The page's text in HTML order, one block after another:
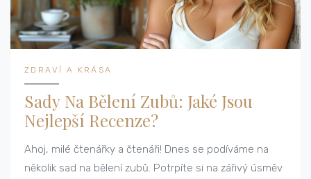
ZDRAVÍ A KRÁSA
Sady Na Bělení Zubů: Jaké Jsou
Nejlepší Recenze?
Ahoj, milé čtenářky a čtenáři! Dnes se podíváme na
několik sad na bělení zubů. Potrpíte si na zářivý úsměv